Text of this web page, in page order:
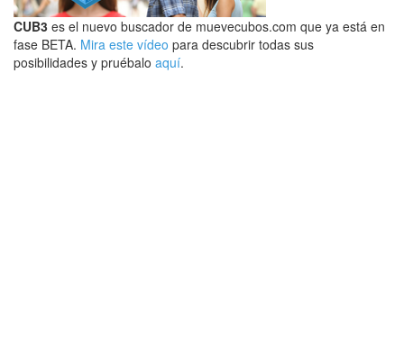
CUB3 es el nuevo buscador de muevecubos.com que ya está en
fase BETA. Mira este vídeo para descubrir todas sus
posibilidades y pruébalo aquí.